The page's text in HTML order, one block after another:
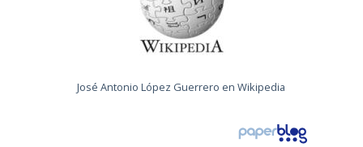
José Antonio López Guerrero en Wikipedia